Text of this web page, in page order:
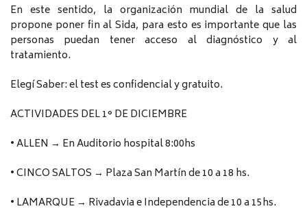
En este sentido, la organización mundial de la salud
propone poner fin al Sida, para esto es importante que las
personas puedan tener acceso al diagnóstico y al
tratamiento.
Elegí Saber: el test es confidencial y gratuito.
ACTIVIDADES DEL 1° DE DICIEMBRE
• ALLEN → En Auditorio hospital 8:00hs
• CINCO SALTOS → Plaza San Martín de 10 a 18 hs.
• LAMARQUE → Rivadavia e Independencia de 10 a 15hs.